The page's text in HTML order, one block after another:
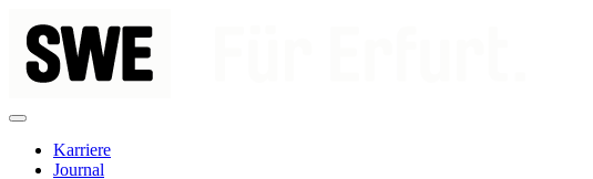
Inhalt
springen
Karriere
Journal